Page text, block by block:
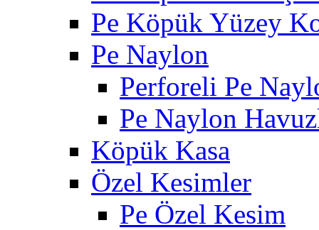
Pe Köpük Yüzey
Pe Naylon
Perforeli Pe
Pe Naylon
Köpük Kasa
Özel Kesimler
Pe Özel Kesim